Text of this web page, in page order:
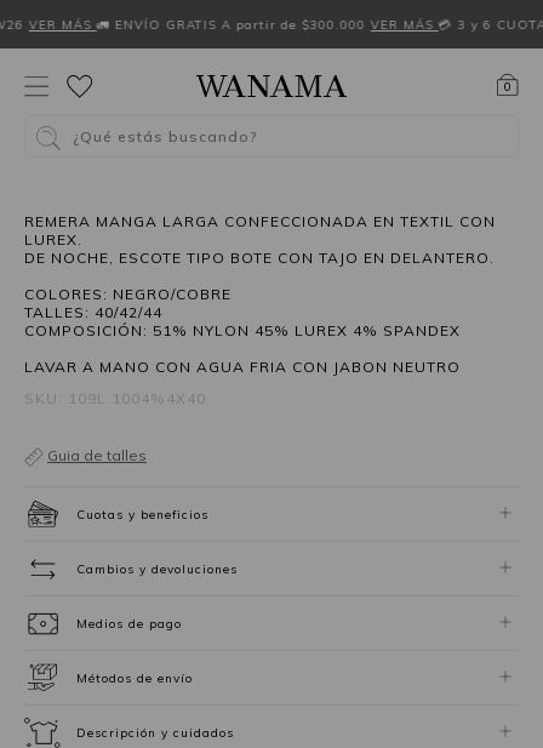
VER MÁS 🚛 ENVÍO GRATIS A partir de $300.000 VER MÁS 💳 3 y 6
0
¿Qué estás buscando?
REMERA MANGA LARGA CONFECCIONADA EN TEXTIL CON
LUREX.
DE NOCHE, ESCOTE TIPO BOTE CON TAJO EN DELANTERO.
COLORES: NEGRO/COBRE
TALLES: 40/42/44
COMPOSICIÓN: 51% NYLON 45% LUREX 4% SPANDEX
LAVAR A MANO CON AGUA FRIA CON JABON NEUTRO
SKU: 109L.1004%4X40
Guia de talles
Cuotas y beneficios
Cambios y devoluciones
Medios de pago
Métodos de envío
Descripción y cuidados